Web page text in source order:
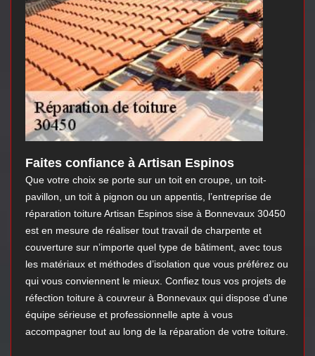
Faites confiance à Artisan Espinos
Que votre choix se porte sur un toit en croupe, un toit-
pavillon, un toit à pignon ou un appentis, l’entreprise de
réparation toiture Artisan Espinos sise à Bonnevaux 30450
est en mesure de réaliser tout travail de charpente et
couverture sur n’importe quel type de bâtiment, avec tous
les matériaux et méthodes d’isolation que vous préférez ou
qui vous conviennent le mieux. Confiez tous vos projets de
réfection toiture à couvreur à Bonnevaux qui dispose d’une
équipe sérieuse et professionnelle apte à vous
accompagner tout au long de la réparation de votre toiture.